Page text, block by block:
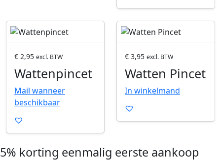
P
r
o
e
n
€ 2,95 excl. BTW
Wattenpincet
Mail wanneer
beschikbaar
P
r
o
p
n
€ 3,95 excl. BTW
Watten Pincet
In winkelmand
5% korting eenmalig eerste aankoop